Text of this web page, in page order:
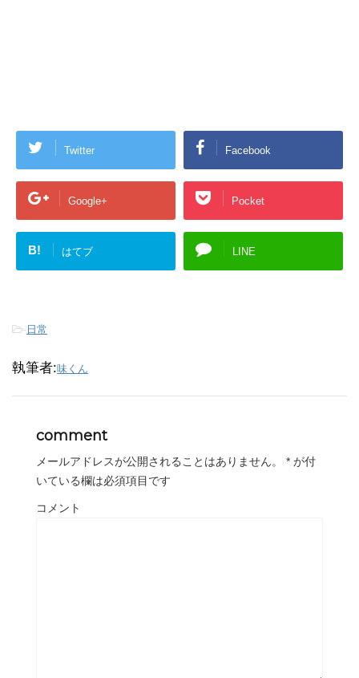
Twitter Facebook
Google+ Pocket
B! はてブ LINE
- 日常
執筆者:味くん
comment
メールアドレスが公開されることはありません。 * が付
いている欄は必須項目です
コメント